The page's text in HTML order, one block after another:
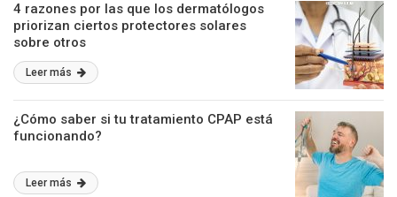
4 razones por las que los dermatólogos
priorizan ciertos protectores solares
sobre otros
Leer más
¿Cómo saber si tu tratamiento CPAP está
funcionando?
Leer más